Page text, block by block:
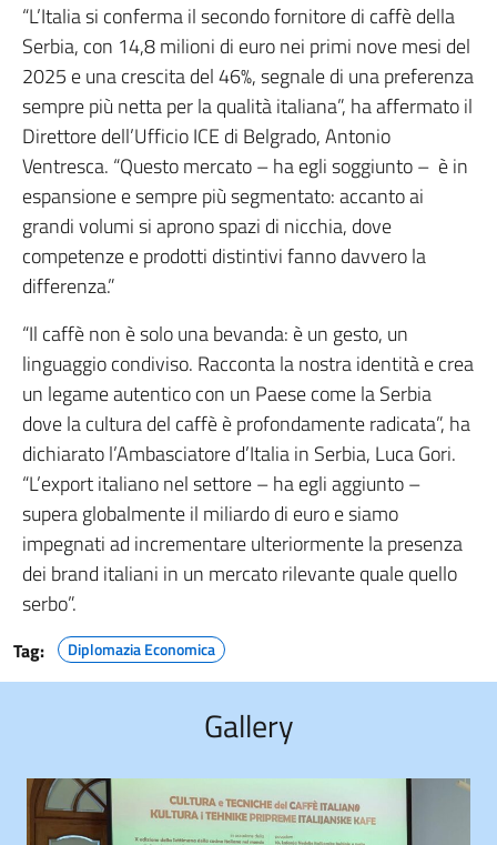
“L’Italia si conferma il secondo fornitore di caffè della
Serbia, con 14,8 milioni di euro nei primi nove mesi del
2025 e una crescita del 46%, segnale di una preferenza
sempre più netta per la qualità italiana”, ha affermato il
Direttore dell’Ufficio ICE di Belgrado, Antonio
Ventresca. “Questo mercato – ha egli soggiunto – è in
espansione e sempre più segmentato: accanto ai
grandi volumi si aprono spazi di nicchia, dove
competenze e prodotti distintivi fanno davvero la
differenza.”
“Il caffè non è solo una bevanda: è un gesto, un
linguaggio condiviso. Racconta la nostra identità e crea
un legame autentico con un Paese come la Serbia
dove la cultura del caffè è profondamente radicata”, ha
dichiarato l’Ambasciatore d’Italia in Serbia, Luca Gori.
“L’export italiano nel settore – ha egli aggiunto –
supera globalmente il miliardo di euro e siamo
impegnati ad incrementare ulteriormente la presenza
dei brand italiani in un mercato rilevante quale quello
serbo”.
Tag: Diplomazia Economica
Gallery